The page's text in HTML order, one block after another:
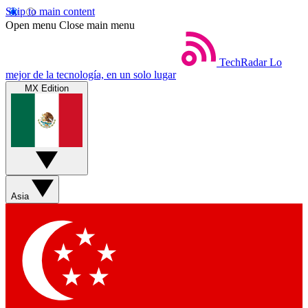
Skip to main content
Open menu Close main menu
TechRadar Lo
mejor de la tecnología, en un solo lugar
MX Edition
Asia